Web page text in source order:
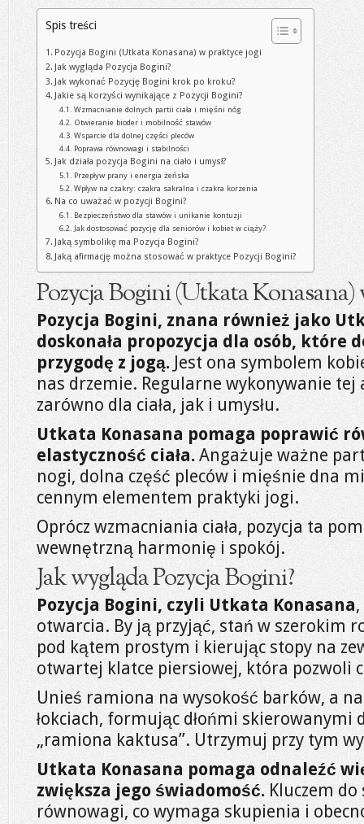
Spis treści
Pozycja Bogini (Utkata Konasana) w praktyce jogi
Jak wygląda Pozycja Bogini?
Jak wykonać Pozycję Bogini krok po kroku?
Jakie są korzyści wynikające z Pozycji Bogini?
Wzmacnianie dolnych partii ciała i mięśni nóg
Otwieranie bioder i mobilność stawów
Wsparcie dla dolnej części pleców
Poprawa równowagi i stabilności
Jak działa pozycja Bogini na ciało i umysł?
Przepływ prany i energia żeńska
Wpływ na czakry: czakra sakralna i czakra korzenia
Na co uważać w pozycji Bogini?
Bezpieczeństwo dla stawów i unikanie kontuzji
Jak dostosować pozycję dla seniorów i kobiet w ciąży?
Jaką symbolikę ma Pozycja Bogini?
Jaką afirmację można stosować w praktyce Pozycji Bogini?
Pozycja Bogini (Utkata
Pozycja Bogini, znana również jako
doskonała propozycja dla osób, które
przygodę z jogą. Jest ona symbolem
nas drzemie. Regularne wykonywanie tej
zarówno dla ciała, jak i umysłu.
Utkata Konasana pomaga poprawić
elastyczność ciała. Angażuje ważne
nogi, dolna część pleców i mięśnie dna
cennym elementem praktyki jogi.
Oprócz wzmacniania ciała, pozycja ta
wewnętrzną harmonię i spokój.
Jak wygląda Pozycja Bogini?
Pozycja Bogini, czyli Utkata Konasana
otwarcia. By ją przyjąć, stań w szerokim
pod kątem prostym i kierując stopy na
otwartej klatce piersiowej, która pozwoli
Unieś ramiona na wysokość barków, a
łokciach, formując dłońmi skierowanymi
„ramiona kaktusa”. Utrzymuj przy tym
Utkata Konasana pomaga odnaleźć
zwiększa jego świadomość. Kluczem
równowagi, co wymaga skupienia i